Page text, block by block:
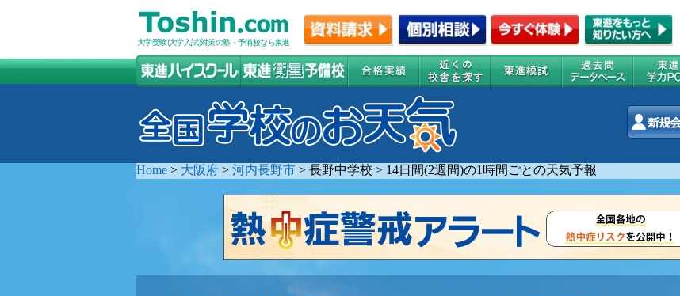
大学受験(大学入試)対策の塾・予備校なら東進
Home > 大阪府 > 河内長野市 > 長野中学校 > 14日間(2週間)の1時間ごとの天気予報